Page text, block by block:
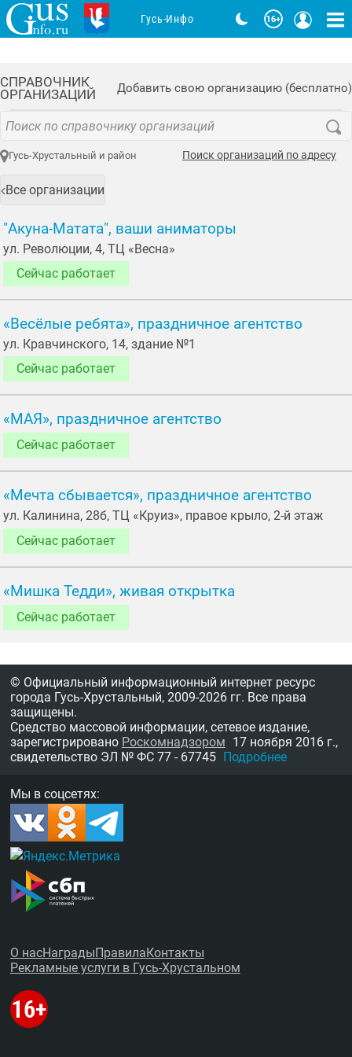
СПРАВОЧНИК
ОРГАНИЗАЦИЙ
Добавить свою организацию (бесплатно)
Гусь-Хрустальный и район Поиск организаций по адресу
Все организации
"Акуна-Матата", ваши аниматоры
ул. Революции, 4, ТЦ «Весна»
Сейчас работает
«Весёлые ребята», праздничное агентство
ул. Кравчинского, 14, здание №1
Сейчас работает
«МАЯ», праздничное агентство
Сейчас работает
«Мечта сбывается», праздничное агентство
ул. Калинина, 28б, ТЦ «Круиз», правое крыло, 2-й этаж
Сейчас работает
«Мишка Тедди», живая открытка
Сейчас работает
Гусь-Инфо
© Официальный информационный интернет ресурс
города Гусь-Хрустальный, 2009-2026 гг. Все права
защищены.
Средство массовой информации, сетевое издание,
зарегистрировано Роскомнадзором 17 ноября 2016 г.,
свидетельство ЭЛ № ФС 77 - 67745 Подробнее
Мы в соцсетях:
О насНаградыПравилаКонтакты
Рекламные услуги в Гусь-Хрустальном